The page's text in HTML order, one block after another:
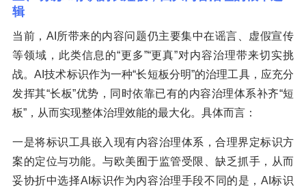
辑
当前，AI所带来的内容问题仍主要集中在谣言、虚假宣传
等领域，此类信息的“更多”“更真”对内容治理带来切实挑
战。AI技术标识作为一种“长短板分明”的治理工具，应充分
发挥其“长板”优势，同时依靠已有的内容治理体系补齐“短
板”，从而实现整体治理效能的最大化。具体而言：
一是将标识工具嵌入现有内容治理体系，合理界定标识方
案的定位与功能。与欧美囿于监管受限、缺乏抓手，从而
妥协折中选择AI标识作为内容治理手段不同的是，AI标识